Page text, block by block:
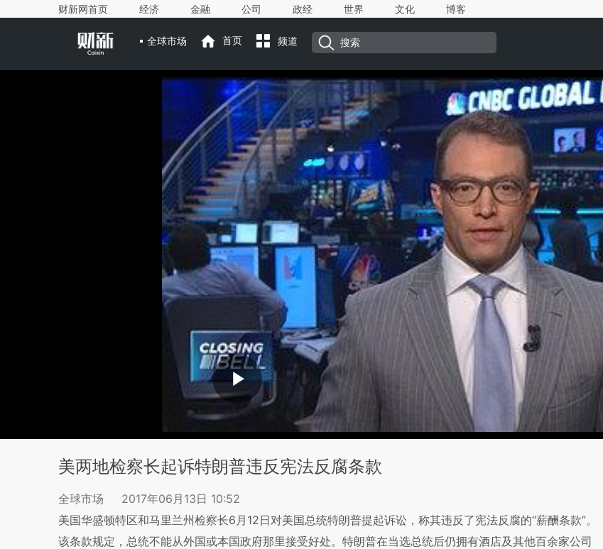
财新网首页 经济 金融 公司 政经 世界 文化 博客
全球市场 首页 频道
美两地检察长起诉特朗普违反宪法反腐条款
全球市场
2017年06月13日 10:52
美国华盛顿特区和马里兰州检察长6月12日对美国总统特朗普提起诉讼，称其违反了宪法反腐的“薪酬条款”。
该条款规定，总统不能从外国或本国政府那里接受好处。特朗普在当选总统后仍拥有酒店及其他百余家公司